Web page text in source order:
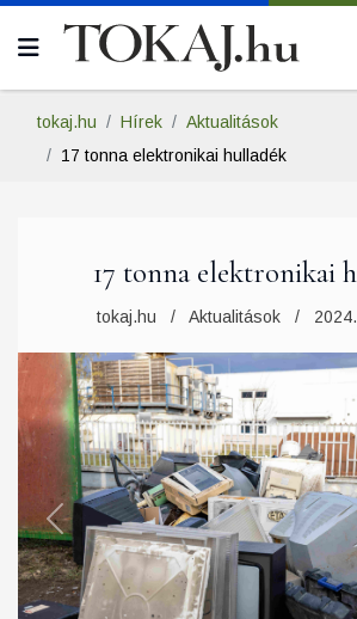
tokaj.hu Hírek
Aktualitások
17 tonna elektronikai hulladék
17 tonna elektronikai
tokaj.hu Aktualitások
Previous